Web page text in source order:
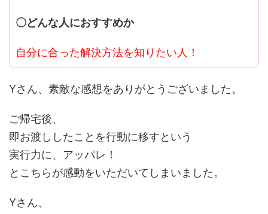
〇どんな人におすすめか
自分に合った解決方法を知りたい人！
Yさん、素敵な感想をありがとうございました。
ご帰宅後、
即お渡ししたことを行動に移すという
実行力に、アッパレ！
とこちらが感動をいただいてしまいました。
Yさん、